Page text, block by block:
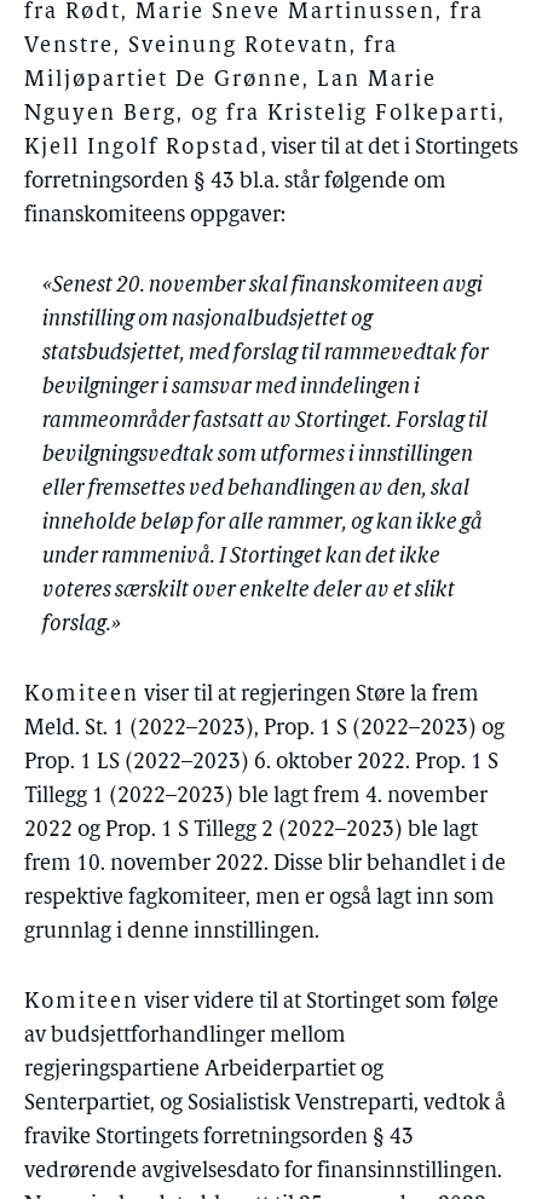
fra Rødt, Marie Sneve Martinussen, fra
Venstre, Sveinung Rotevatn, fra
Miljøpartiet De Grønne, Lan Marie
Nguyen Berg, og fra Kristelig Folkeparti,
Kjell Ingolf Ropstad, viser til at det i Stortingets
forretningsorden § 43 bl.a. står følgende om
finanskomiteens oppgaver:
«Senest 20. november skal finanskomiteen avgi
innstilling om nasjonalbudsjettet og
statsbudsjettet, med forslag til rammevedtak for
bevilgninger i samsvar med inndelingen i
rammeområder fastsatt av Stortinget. Forslag til
bevilgningsvedtak som utformes i innstillingen
eller fremsettes ved behandlingen av den, skal
inneholde beløp for alle rammer, og kan ikke gå
under rammenivå. I Stortinget kan det ikke
voteres særskilt over enkelte deler av et slikt
forslag.»
Komiteen viser til at regjeringen Støre la frem
Meld. St. 1 (2022–2023), Prop. 1 S (2022–2023) og
Prop. 1 LS (2022–2023) 6. oktober 2022. Prop. 1 S
Tillegg 1 (2022–2023) ble lagt frem 4. november
2022 og Prop. 1 S Tillegg 2 (2022–2023) ble lagt
frem 10. november 2022. Disse blir behandlet i de
respektive fagkomiteer, men er også lagt inn som
grunnlag i denne innstillingen.
Komiteen viser videre til at Stortinget som følge
av budsjettforhandlinger mellom
regjeringspartiene Arbeiderpartiet og
Senterpartiet, og Sosialistisk Venstreparti, vedtok å
fravike Stortingets forretningsorden § 43
vedrørende avgivelsesdato for finansinnstillingen.